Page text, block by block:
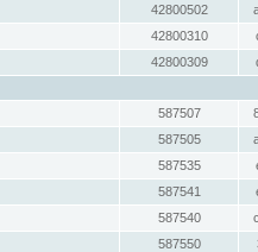
42800502
42800310
42800309
587507
587505
587535
587541
587540
587550